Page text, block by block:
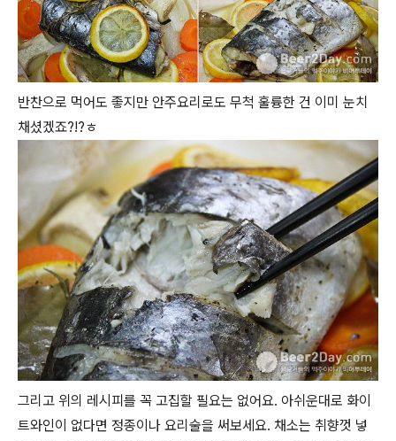
반찬으로 먹어도 좋지만 안주요리로도 무척 훌륭한 건 이미 눈치
채셨겠죠?!?ㅎ
그리고 위의 레시피를 꼭 고집할 필요는 없어요. 아쉬운대로 화이
트와인이 없다면 정종이나 요리술을 써보세요. 채소는 취향껏 넣